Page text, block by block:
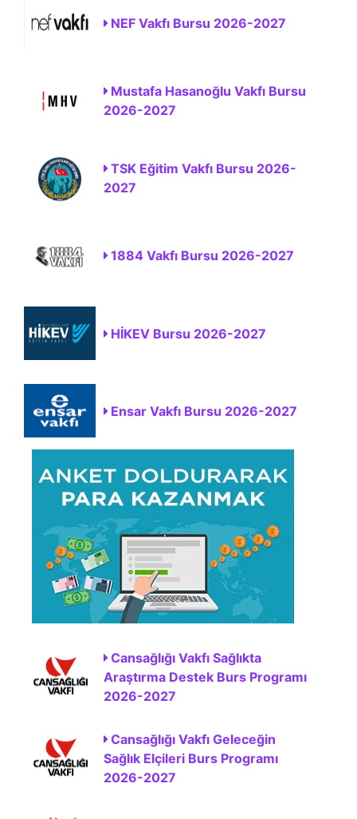
NEF Vakfı Bursu 2026-2027
Mustafa Hasanoğlu Vakfı Bursu
2026-2027
TSK Eğitim Vakfı Bursu 2026-
2027
1884 Vakfı Bursu 2026-2027
HİKEV Bursu 2026-2027
Ensar Vakfı Bursu 2026-2027
Cansağlığı Vakfı Sağlıkta
Araştırma Destek Burs Programı
2026-2027
Cansağlığı Vakfı Geleceğin
Sağlık Elçileri Burs Programı
2026-2027